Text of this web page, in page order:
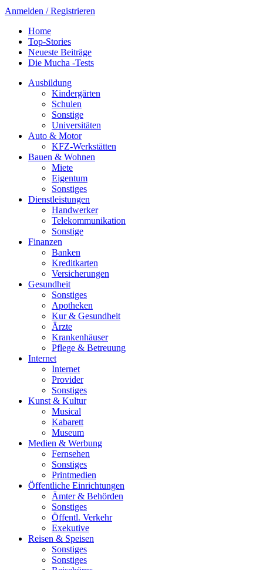
Anmelden / Registrieren
Home
Top-Stories
Neueste Beiträge
Die Mucha -Tests
Ausbildung
Kindergärten
Schulen
Sonstige
Universitäten
Auto & Motor
KFZ-Werkstätten
Bauen & Wohnen
Miete
Eigentum
Sonstiges
Dienstleistungen
Handwerker
Telekommunikation
Sonstige
Finanzen
Banken
Kreditkarten
Versicherungen
Gesundheit
Sonstiges
Apotheken
Kur & Gesundheit
Ärzte
Krankenhäuser
Pflege & Betreuung
Internet
Internet
Provider
Sonstiges
Kunst & Kultur
Musical
Kabarett
Museum
Medien & Werbung
Fernsehen
Sonstiges
Printmedien
Öffentliche Einrichtungen
Ämter & Behörden
Sonstiges
Öffentl. Verkehr
Exekutive
Reisen & Speisen
Sonstiges
Sonstiges